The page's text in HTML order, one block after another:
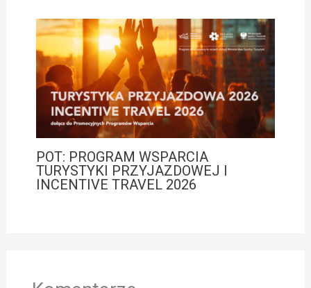
POT: PROGRAM WSPARCIA
TURYSTYKI PRZYJAZDOWEJ I
INCENTIVE TRAVEL 2026